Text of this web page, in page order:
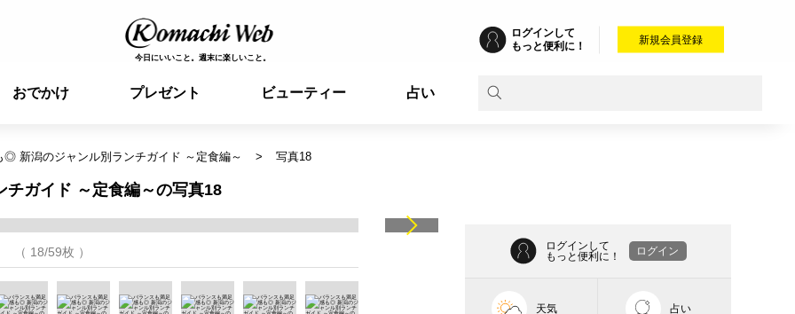
今日にいいこと。週末に楽しいこと。
ログインして
もっと便利に！
新規会員登録
おでかけ プレゼント ビューティー 占い
◎ 新潟のジャンル別ランチガイド ～定食編～ 写真18
ガイド ～定食編～の写真18
（ 18/59枚 ）
ログインして
もっと便利に！
ログイン
天気 占い